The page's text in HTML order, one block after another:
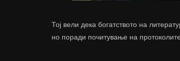
Тој вели дека богатството на
но поради почитување на